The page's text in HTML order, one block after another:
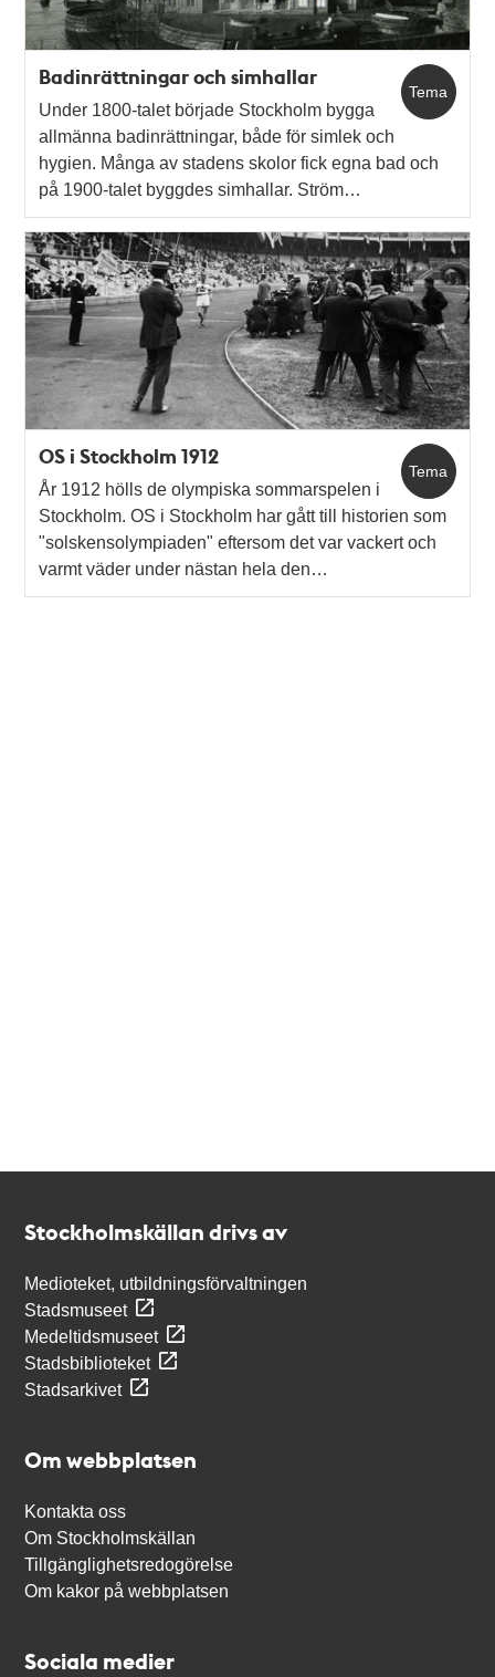
Tema
Badinrättningar och simhallar
Under 1800-talet började Stockholm bygga
allmänna badinrättningar, både för simlek och
hygien. Många av stadens skolor fick egna bad och
på 1900-talet byggdes simhallar. Ström…
Tema
OS i Stockholm 1912
År 1912 hölls de olympiska sommarspelen i
Stockholm. OS i Stockholm har gått till historien som
"solskensolympiaden" eftersom det var vackert och
varmt väder under nästan hela den…
Stockholmskällan drivs av
Medioteket, utbildningsförvaltningen
Stadsmuseet
Medeltidsmuseet
Stadsbiblioteket
Stadsarkivet
Om webbplatsen
Kontakta oss
Om Stockholmskällan
Tillgänglighetsredogörelse
Om kakor på webbplatsen
Sociala medier